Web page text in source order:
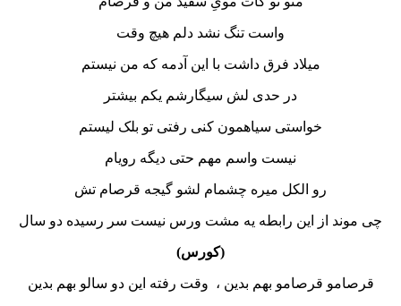
واست تنگ نشد دلم هیچ وقت
میلاد فرق داشت با این آدمه که من نیستم
در حدی لش سیگارشم یکم بیشتر
خواستی سیاهمون کنی رفتی تو بلک لیستم
نیست واسم مهم حتی دیگه رویام
رو الکل میره چشمام لشو گیجه قرصام تش
از این رابطه یه مشت ورس نیست سر رسیده دو سال
قرصامو بهم بدین ، وقت رفته این دو سالو بهم بدین